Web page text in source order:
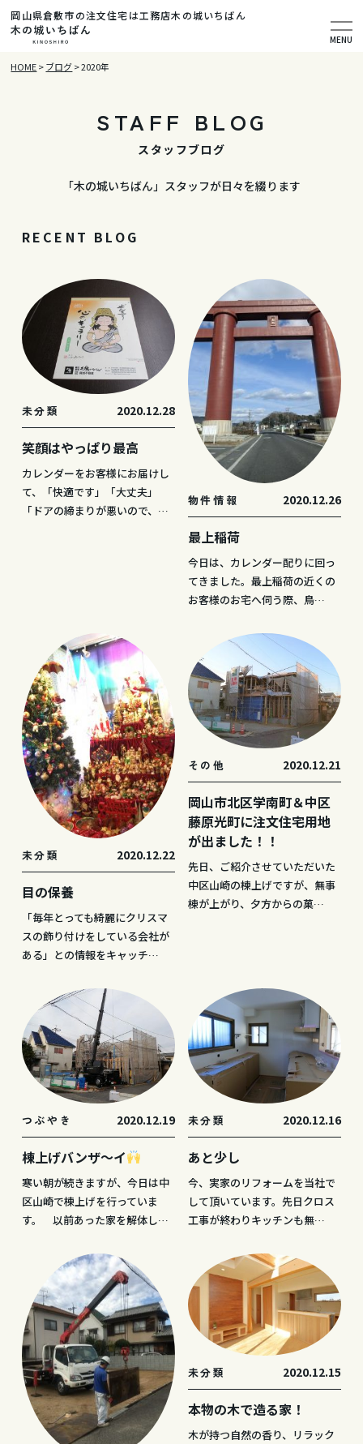
岡山県倉敷市の注文住宅は工務店木の城いちばん
MENU
HOME>ブログ>2020年
STAFF BLOG
スタッフブログ
「木の城いちばん」スタッフが日々を綴ります
RECENT BLOG
未分類 2020.12.28
笑顔はやっぱり最高
カレンダーをお客様にお届けし
て、「快適です」「大丈夫」
「ドアの締まりが悪いので、…
物件情報 2020.12.26
最上稲荷
今日は、カレンダー配りに回っ
てきました。最上稲荷の近くの
お客様のお宅へ伺う際、鳥…
未分類 2020.12.22
目の保養
「毎年とっても綺麗にクリスマ
スの飾り付けをしている会社が
ある」との情報をキャッチ…
その他 2020.12.21
岡山市北区学南町＆中区
藤原光町に注文住宅用地
が出ました！！
先日、ご紹介させていただいた
中区山崎の棟上げですが、無事
棟が上がり、夕方からの菓…
つぶやき 2020.12.19
棟上げバンザ～イ
寒い朝が続きますが、今日は中
区山崎で棟上げを行っていま
す。 以前あった家を解体し…
未分類 2020.12.16
あと少し
今、実家のリフォームを当社で
して頂いています。先日クロス
工事が終わりキッチンも無…
未分類 2020.12.15
本物の木で造る家！
木が持つ自然の香り、リラック